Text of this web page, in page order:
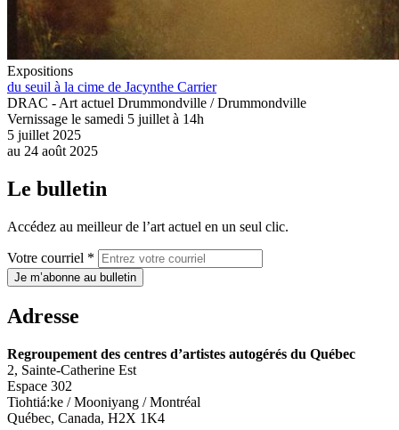
Expositions
du seuil à la cime de Jacynthe Carrier
DRAC - Art actuel Drummondville / Drummondville
Vernissage le samedi 5 juillet à 14h
5 juillet 2025
au 24 août 2025
Le bulletin
Accédez au meilleur de l’art actuel en un seul clic.
Votre courriel *
Je m’abonne au bulletin
Adresse
Regroupement des centres d’artistes autogérés du Québec
2, Sainte-Catherine Est
Espace 302
Tiohtiá:ke / Mooniyang / Montréal
Québec, Canada, H2X 1K4